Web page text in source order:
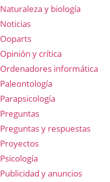
Naturaleza y biología
Noticias
Ooparts
Opinión y crítica
Ordenadores informática
Paleontología
Parapsicología
Preguntas
Preguntas y respuestas
Proyectos
Psicología
Publicidad y anuncios